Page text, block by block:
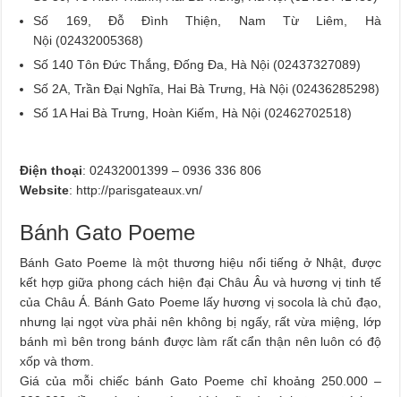
Số 169, Đỗ Đình Thiện, Nam Từ Liêm, Hà
Nội (02432005368)
Số 140 Tôn Đức Thắng, Đống Đa, Hà Nội (02437327089)
Số 2A, Trần Đại Nghĩa, Hai Bà Trưng, Hà Nội (02436285298)
Số 1A Hai Bà Trưng, Hoàn Kiếm, Hà Nội (02462702518)
Điện thoại: 02432001399 – 0936 336 806
Website: http://parisgateaux.vn/
Bánh Gato Poeme
Bánh Gato Poeme là một thương hiệu nổi tiếng ở Nhật, được
kết hợp giữa phong cách hiện đại Châu Âu và hương vị tinh tế
của Châu Á. Bánh Gato Poeme lấy hương vị socola là chủ đạo,
nhưng lại ngọt vừa phải nên không bị ngấy, rất vừa miệng, lớp
bánh mì bên trong bánh được làm rất cẩn thận nên luôn có độ
xốp và thơm.
Giá của mỗi chiếc bánh Gato Poeme chỉ khoảng 250.000 –